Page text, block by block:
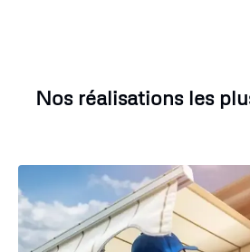
Nos réalisations les